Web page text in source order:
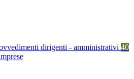
dirigenti - amministrativi 40